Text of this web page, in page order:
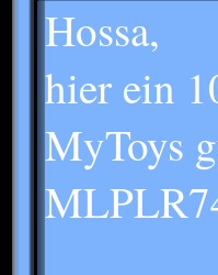
Hossa,
hier ein
MyToys